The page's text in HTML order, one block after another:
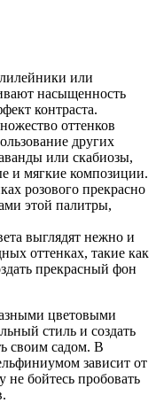
или
насыщенность
контраста.
оттенков
других
или скабиозы,
и мягкие композиции.
розового прекрасно
этой палитры,
выглядят нежно и
оттенках, такие как
прекрасный фон
цветовыми
стиль и создать
своим садом. В
зависит от
не бойтесь пробовать